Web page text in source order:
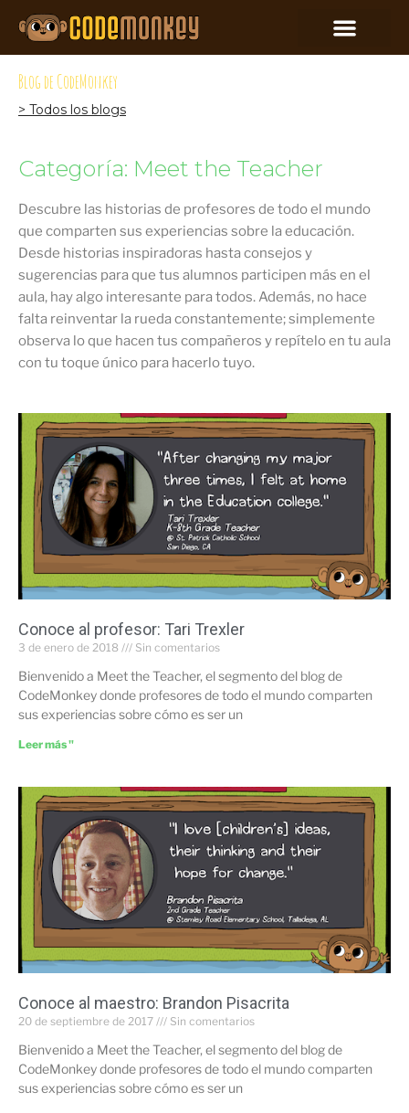
Blog de CodeMonkey
> Todos los blogs
Categoría: Meet the Teacher
Descubre las historias de profesores de todo el mundo
que comparten sus experiencias sobre la educación.
Desde historias inspiradoras hasta consejos y
sugerencias para que tus alumnos participen más en el
aula, hay algo interesante para todos. Además, no hace
falta reinventar la rueda constantemente; simplemente
observa lo que hacen tus compañeros y repítelo en tu aula
con tu toque único para hacerlo tuyo.
Conoce al profesor: Tari Trexler
3 de enero de 2018 Sin comentarios
Bienvenido a Meet the Teacher, el segmento del blog de
CodeMonkey donde profesores de todo el mundo comparten
sus experiencias sobre cómo es ser un
Leer más "
Conoce al maestro: Brandon Pisacrita
20 de septiembre de 2017 Sin comentarios
Bienvenido a Meet the Teacher, el segmento del blog de
CodeMonkey donde profesores de todo el mundo comparten
sus experiencias sobre cómo es ser un